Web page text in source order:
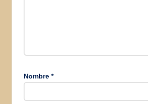
Nombre *